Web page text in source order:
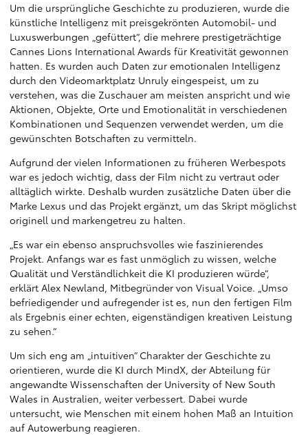
Um die ursprüngliche Geschichte zu produzieren, wurde die
künstliche Intelligenz mit preisgekrönten Automobil- und
Luxuswerbungen „gefüttert“, die mehrere prestigeträchtige
Cannes Lions International Awards für Kreativität gewonnen
hatten. Es wurden auch Daten zur emotionalen Intelligenz
durch den Videomarktplatz Unruly eingespeist, um zu
verstehen, was die Zuschauer am meisten anspricht und wie
Aktionen, Objekte, Orte und Emotionalität in verschiedenen
Kombinationen und Sequenzen verwendet werden, um die
gewünschten Botschaften zu vermitteln.
Aufgrund der vielen Informationen zu früheren Werbespots
war es jedoch wichtig, dass der Film nicht zu vertraut oder
alltäglich wirkte. Deshalb wurden zusätzliche Daten über die
Marke Lexus und das Projekt ergänzt, um das Skript möglichst
originell und markengetreu zu halten.
„Es war ein ebenso anspruchsvolles wie faszinierendes
Projekt. Anfangs war es fast unmöglich zu wissen, welche
Qualität und Verständlichkeit die KI produzieren würde“,
erklärt Alex Newland, Mitbegründer von Visual Voice. „Umso
befriedigender und aufregender ist es, nun den fertigen Film
als Ergebnis einer echten, eigenständigen kreativen Leistung
zu sehen.“
Um sich eng am „intuitiven“ Charakter der Geschichte zu
orientieren, wurde die KI durch MindX, der Abteilung für
angewandte Wissenschaften der University of New South
Wales in Australien, weiter verbessert. Dabei wurde
untersucht, wie Menschen mit einem hohen Maß an Intuition
auf Autowerbung reagieren.